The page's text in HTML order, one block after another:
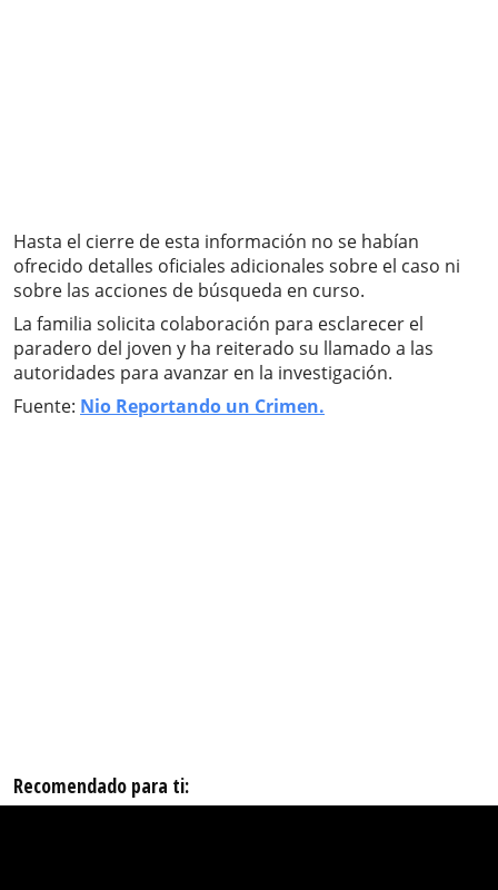
Hasta el cierre de esta información no se habían
ofrecido detalles oficiales adicionales sobre el caso ni
sobre las acciones de búsqueda en curso.
La familia solicita colaboración para esclarecer el
paradero del joven y ha reiterado su llamado a las
autoridades para avanzar en la investigación.
Fuente: Nio Reportando un Crimen.
Recomendado para ti: